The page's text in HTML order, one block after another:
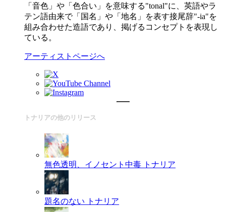
「音色」や「色合い」を意味する"tonal"に、英語やラ
テン語由来で「国名」や「地名」を表す接尾辞"-ia"を
組み合わせた造語であり、掲げるコンセプトを表現し
ている。
アーティストページへ
トナリアの他のリリース
無色透明、イノセント中毒 トナリア
題名のない トナリア